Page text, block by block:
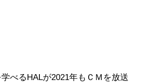
べるHALが2021年もＣＭを放送